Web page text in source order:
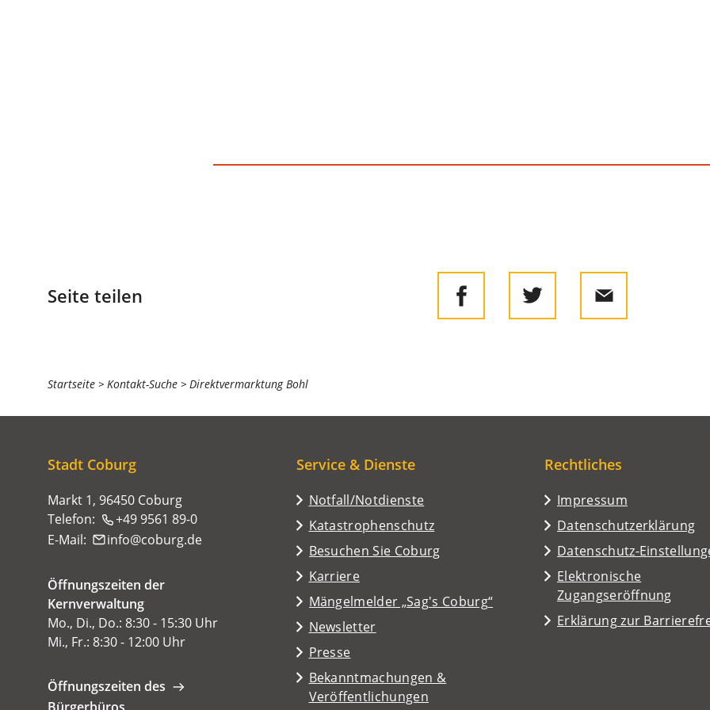
Seite teilen
Sie
befinden
hier:
Startseite Kontakt-Suche Direktvermarktung Bohl
Stadt Coburg
Markt 1, 96450 Coburg
Telefon:
+49 9561 89-0
E-Mail:
info coburg de
Öffnungszeiten der
Kernverwaltung
Mo., Di., Do.: 8:30 - 15:30 Uhr
Mi., Fr.: 8:30 - 12:00 Uhr
Öffnungszeiten des
Service & Dienste
Notfall/Notdienste
Katastrophenschutz
Besuchen Sie Coburg
(Öffnet
in
neuen
Tab)
Karriere
Mängelmelder „Sag's Coburg“
(Öffnet
in
neuen
Tab)
Newsletter
Presse
Bekanntmachungen &
Veröffentlichungen
Rechtliches
Impressum
Datenschutzerklärung
Datenschutz-
Elektronische
Zugangseröffnung
Erklärung zur